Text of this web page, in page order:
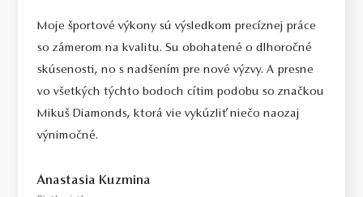
Moje športové výkony sú výsledkom precíznej práce
so zámerom na kvalitu. Su obohatené o dlhoročné
skúsenosti, no s nadšením pre nové výzvy. A presne
vo všetkých týchto bodoch cítim podobu so značkou
Mikuš Diamonds, ktorá vie vykúzliť niečo naozaj
výnimočné.
Anastasia Kuzmina